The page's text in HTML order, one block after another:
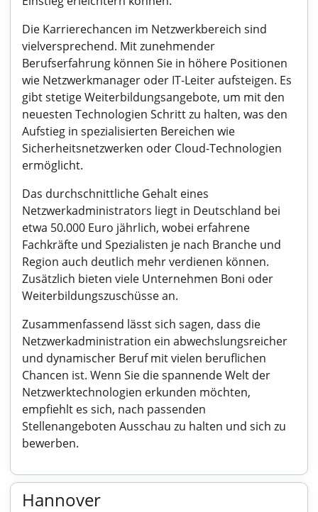
Die Karrierechancen im Netzwerkbereich sind
vielversprechend. Mit zunehmender
Berufserfahrung können Sie in höhere Positionen
wie Netzwerkmanager oder IT-Leiter aufsteigen. Es
gibt stetige Weiterbildungsangebote, um mit den
neuesten Technologien Schritt zu halten, was den
Aufstieg in spezialisierten Bereichen wie
Sicherheitsnetzwerken oder Cloud-Technologien
ermöglicht.
Das durchschnittliche Gehalt eines
Netzwerkadministrators liegt in Deutschland bei
etwa 50.000 Euro jährlich, wobei erfahrene
Fachkräfte und Spezialisten je nach Branche und
Region auch deutlich mehr verdienen können.
Zusätzlich bieten viele Unternehmen Boni oder
Weiterbildungszuschüsse an.
Zusammenfassend lässt sich sagen, dass die
Netzwerkadministration ein abwechslungsreicher
und dynamischer Beruf mit vielen beruflichen
Chancen ist. Wenn Sie die spannende Welt der
Netzwerktechnologien erkunden möchten,
empfiehlt es sich, nach passenden
Stellenangeboten Ausschau zu halten und sich zu
bewerben.
Hannover